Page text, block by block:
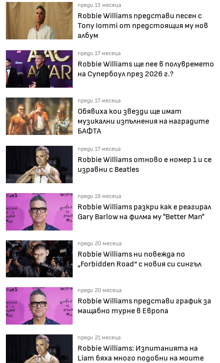
преди 13 месеца
Robbie Williams представи песен с
Tony Iommi от предстоящия му нов
албум
преди 17 месеца
Robbie Williams ще пее в полувремето
на Супербоул през 2026 г.?
преди 17 месеца
Обявиха кои звезди ще имат
музикални изпълнения на наградите
БАФТА
преди 17 месеца
Robbie Williams отново е номер 1 и се
изравни с Beatles
преди 19 месеца
Robbie Williams разкри как е реагирал
Gary Barlow на филма му "Better Man"
преди 20 месеца
Robbie Williams ни повежда по
„Forbidden Road“ с новия си сингъл
преди 20 месеца
Robbie Williams представи график за
мащабно турне в Европа
преди 21 месеца
Robbie Williams: Изпитанията на
Liam бяха много подобни на моите